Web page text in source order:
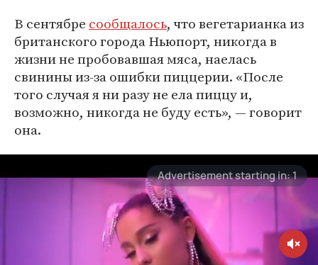
В сентябре сообщалось, что вегетарианка из
британского города Ньюпорт, никогда в
жизни не пробовавшая мяса, наелась
свинины из-за ошибки пиццерии. «После
того случая я ни разу не ела пиццу и,
возможно, никогда не буду есть», — говорит
она.